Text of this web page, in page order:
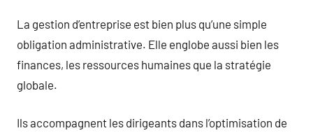
La gestion d’entreprise est bien plus qu’une simple
obligation administrative. Elle englobe aussi bien les
finances, les ressources humaines que la stratégie
globale.
Ils accompagnent les dirigeants dans l’optimisation de